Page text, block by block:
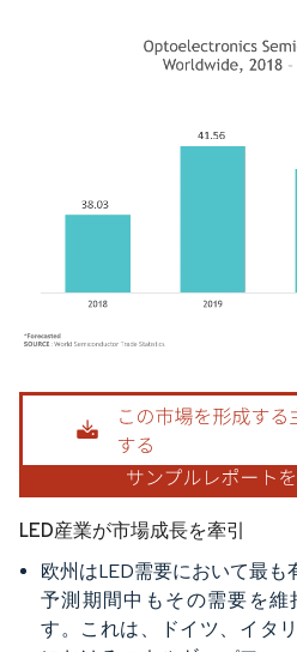
画像 © Mordor Intelligence。再利用には
LED産業が市場成長を牽引
欧州はLED需要において最も
予測期間中もその需要を維
す。これは、ドイツ、イタ